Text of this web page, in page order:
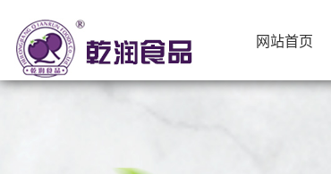
网站首页
网站首页